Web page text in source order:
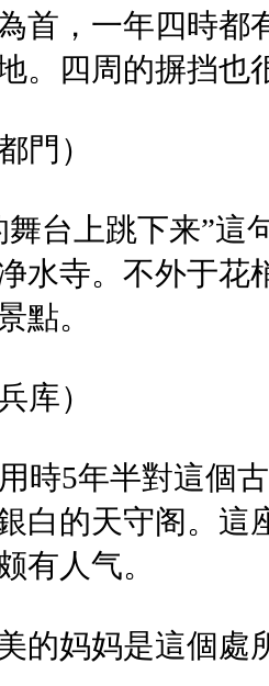
首，一年四時
。四周的摒挡也
門）
舞台上跳下来”這
水寺。不外于花
點。
库）
時5年半對這個
白的天守阁。這
有人气。
的妈妈是這個處